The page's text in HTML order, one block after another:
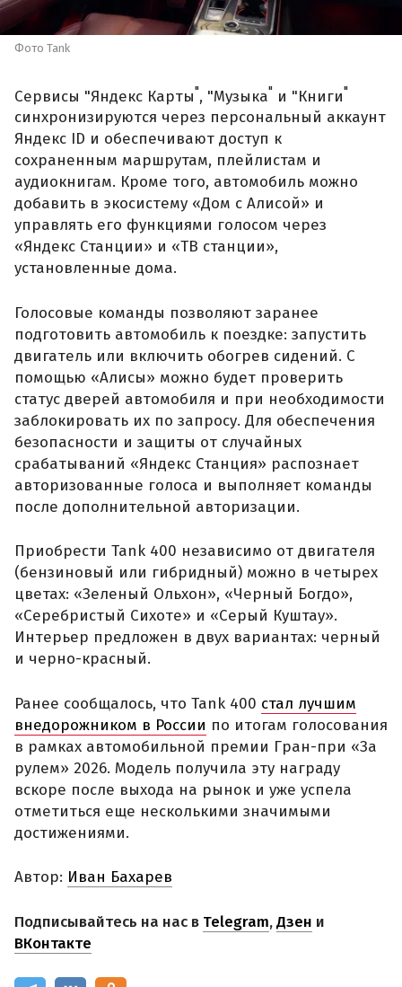
Фото Tank
Сервисы "Яндекс Карты", "Музыка" и "Книги"
синхронизируются через персональный аккаунт
Яндекс ID и обеспечивают доступ к
сохраненным маршрутам, плейлистам и
аудиокнигам. Кроме того, автомобиль можно
добавить в экосистему «Дом с Алисой» и
управлять его функциями голосом через
«Яндекс Станции» и «ТВ станции»,
установленные дома.
Голосовые команды позволяют заранее
подготовить автомобиль к поездке: запустить
двигатель или включить обогрев сидений. С
помощью «Алисы» можно будет проверить
статус дверей автомобиля и при необходимости
заблокировать их по запросу. Для обеспечения
безопасности и защиты от случайных
срабатываний «Яндекс Станция» распознает
авторизованные голоса и выполняет команды
после дополнительной авторизации.
Приобрести Tank 400 независимо от двигателя
(бензиновый или гибридный) можно в четырех
цветах: «Зеленый Ольхон», «Черный Богдо»,
«Серебристый Сихоте» и «Серый Куштау».
Интерьер предложен в двух вариантах: черный
и черно-красный.
Ранее сообщалось, что Tank 400 стал лучшим
внедорожником в России по итогам голосования
в рамках автомобильной премии Гран-при «За
рулем» 2026. Модель получила эту награду
вскоре после выхода на рынок и уже успела
отметиться еще несколькими значимыми
достижениями.
Автор: Иван Бахарев
Подписывайтесь на нас в Telegram,Дзен и
ВКонтакте